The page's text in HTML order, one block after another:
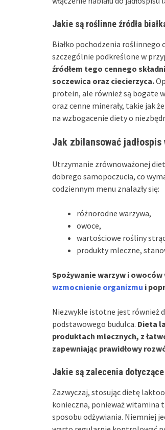
Jakie są roślinne źródła
Białko pochodzenia roślinnego
szczególnie podkreślone w
źródłem tego cennego
soczewica oraz ciecierzyca.
protein, ale również są bogate
oraz cenne minerały, takie jak
na wzbogacenie diety o
Jak zbilansować
Utrzymanie zrównoważonej
dobrego samopoczucia, co
codziennym menu znalazły się:
różnorodne warzywa,
owoce,
wartościowe rośliny
produkty mleczne,
Spożywanie warzyw i
wzmocnienie organizmu i
Niezwykle istotne jest również
podstawowego budulca. Dieta
produktach mlecznych, z
zapewniając prawidłowy
Jakie są zalecenia
Zazwyczaj, stosując dietę
konieczna, ponieważ witamina
sposobu odżywiania. Niemniej